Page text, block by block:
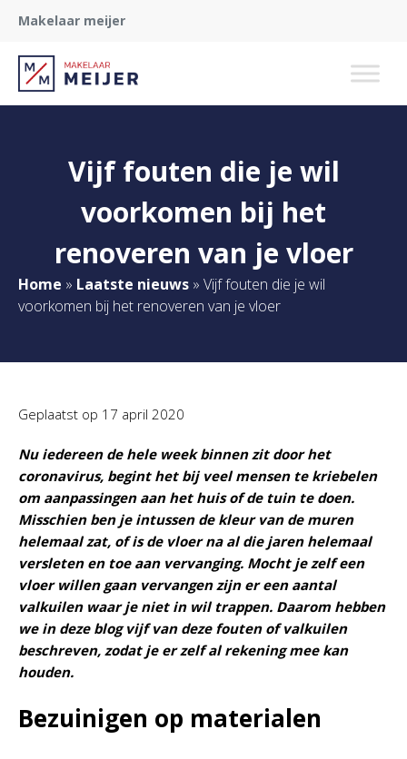
Makelaar meijer
Vijf fouten die je wil
voorkomen bij het
renoveren van je vloer
Home » Laatste nieuws » Vijf fouten die je wil
voorkomen bij het renoveren van je vloer
Geplaatst op 17 april 2020
Nu iedereen de hele week binnen zit door het
coronavirus, begint het bij veel mensen te kriebelen
om aanpassingen aan het huis of de tuin te doen.
Misschien ben je intussen de kleur van de muren
helemaal zat, of is de vloer na al die jaren helemaal
versleten en toe aan vervanging. Mocht je zelf een
vloer willen gaan vervangen zijn er een aantal
valkuilen waar je niet in wil trappen. Daarom hebben
we in deze blog vijf van deze fouten of valkuilen
beschreven, zodat je er zelf al rekening mee kan
houden.
Bezuinigen op materialen